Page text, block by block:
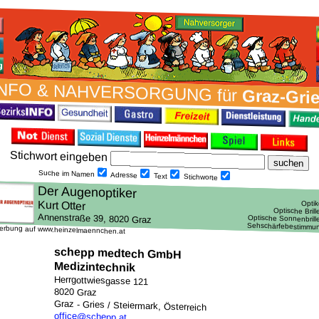
& NAH­VER­SORG­UNG fürGraz-
Stich­wort ein­geben
Suche im Namen Adresse Text Stich­worte
auf www.heinzelmaennchen.at
schepp medtech GmbH
Medizintechnik
Herrgottwiesgasse 121
8020 Graz
Graz - Gries / Steiermark, Österreich